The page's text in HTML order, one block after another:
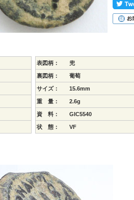
表図柄： 兜
裏図柄： 葡萄
サイズ： 15.6mm
重 量： 2.6g
資 料： GIC5540
状 態： VF